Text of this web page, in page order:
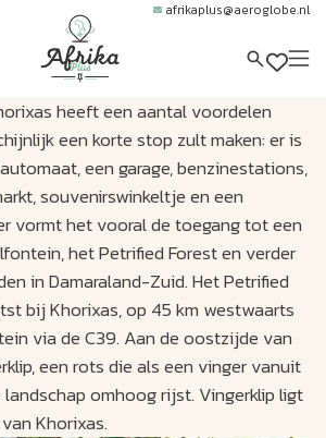
afrikaplus@aeroglobe.nl
heeft een aantal voordelen
een korte stop zult maken: er is
een garage, benzinestations,
souvenirswinkeltje en een
vormt het vooral de toegang tot een
het Petrified Forest en verder
in Damaraland-Zuid. Het Petrified
bij Khorixas, op 45 km westwaarts
via de C39. Aan de oostzijde van
een rots die als een vinger vanuit
omhoog rijst. Vingerklip ligt
Khorixas.